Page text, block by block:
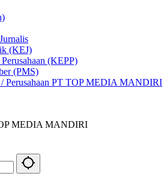
(KEJ)
(KEPP)
(PMS)
Perusahaan PT TOP MEDIA MANDIRI
MEDIA MANDIRI